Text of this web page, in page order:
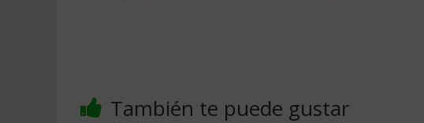
También te puede gustar